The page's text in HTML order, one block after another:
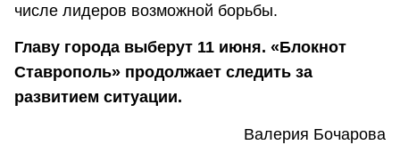
числе лидеров возможной борьбы.
Главу города выберут 11 июня. «Блокнот
Ставрополь» продолжает следить за
развитием ситуации.
Валерия Бочарова